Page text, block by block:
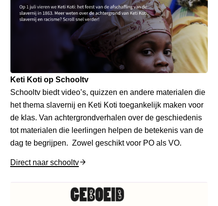
Keti Koti op Schooltv
Schooltv biedt video’s, quizzen en andere materialen die
het thema slavernij en Keti Koti toegankelijk maken voor
de klas. Van achtergrondverhalen over de geschiedenis
tot materialen die leerlingen helpen de betekenis van de
dag te begrijpen. Zowel geschikt voor PO als VO.
Direct naar schooltv